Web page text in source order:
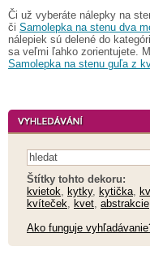
Či už vyberáte nálepky na
či Samolepka na stenu dva
nálepiek sú delené do
sa veľmi ľahko zorientujete.
Samolepka na stenu guľa z
Štítky tohto dekoru:
kvietok
kytky, kytička
kvíteček
kvet abstrakcie
Ako funguje